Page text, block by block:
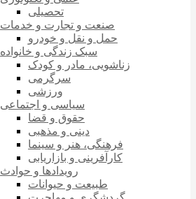
تحصیلی
صنعت و تجارت و خدمات
حمل و نقل و خودرو
سبک زندگی و خانواده
زناشویی، مادر و کودک
سرگرمی
ورزشی
سیاسی و اجتماعی
حقوق و قضا
دینی و مذهبی
فرهنگی، هنر و سینما
کارآفرینی و بازاریابی
رویدادها و حوادث
طبیعت و حیوانات